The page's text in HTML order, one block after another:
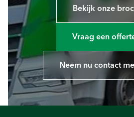
Bekijk onze
Vraag een
Neem nu contact